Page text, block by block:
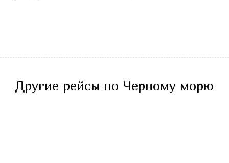
Другие рейсы по Черному морю